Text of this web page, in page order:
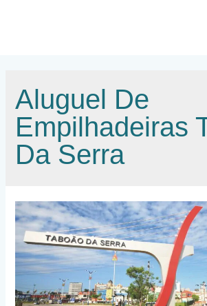
Aluguel De
Empilhadeiras
Da Serra